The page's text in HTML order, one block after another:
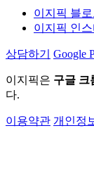
이지픽 블로
이지픽 인
상담하기 Google
이지픽은 구글 크
다.
이용약관 개인정